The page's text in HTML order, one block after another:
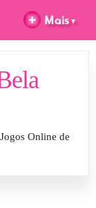
Online de